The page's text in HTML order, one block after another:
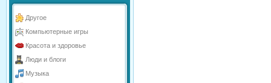
Другое
Компьютерные игры
Красота и здоровье
Люди и блоги
Музыка